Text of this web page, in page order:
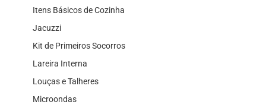
Itens Básicos de Cozinha
Jacuzzi
Kit de Primeiros Socorros
Lareira Interna
Louças e Talheres
Microondas